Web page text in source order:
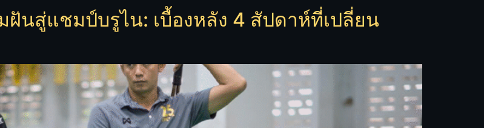
นสู่แชมป์บรูไน: เบื้องหลัง 4 สัปดาห์ที่เปลี่ยน